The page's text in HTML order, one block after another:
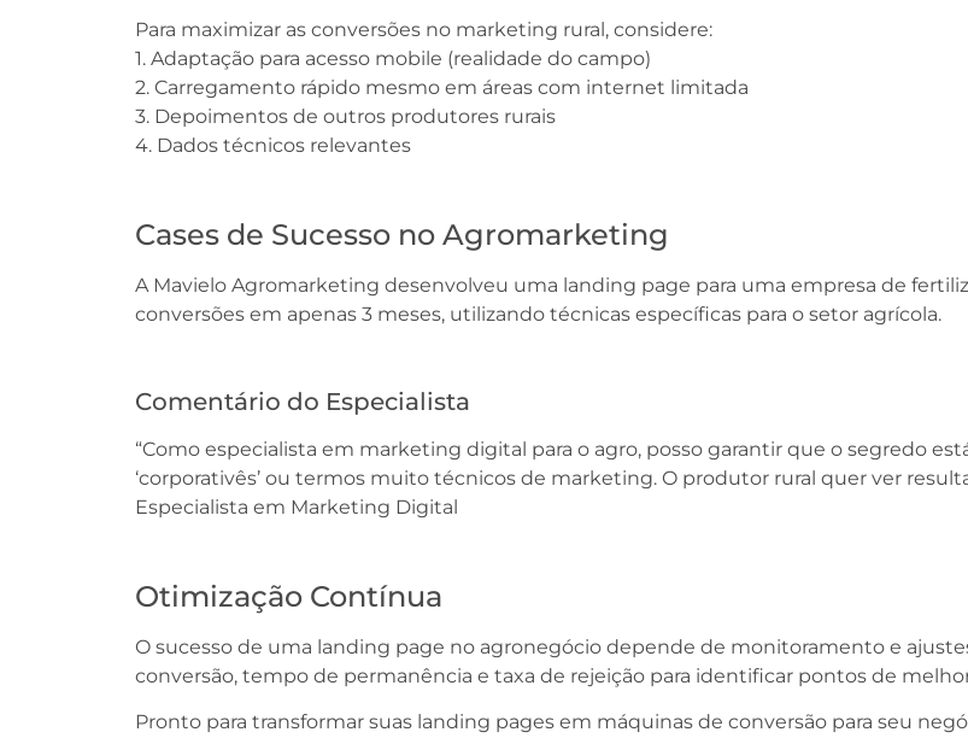
Para maximizar as conversões no marketing rural, considere:
1. Adaptação para acesso mobile (realidade do campo)
2. Carregamento rápido mesmo em áreas com internet limitada
3. Depoimentos de outros produtores rurais
4. Dados técnicos relevantes
Cases de Sucesso no Agromarketing
A Mavielo Agromarketing desenvolveu uma landing page para uma empresa de
conversões em apenas 3 meses, utilizando técnicas específicas para o setor agrícola.
Comentário do Especialista
“Como especialista em marketing digital para o agro, posso garantir que o segredo
‘corporativês’ ou termos muito técnicos de marketing. O produtor rural quer ver
Especialista em Marketing Digital
Otimização Contínua
O sucesso de uma landing page no agronegócio depende de monitoramento e
conversão, tempo de permanência e taxa de rejeição para identificar pontos de
Pronto para transformar suas landing pages em máquinas de conversão para seu